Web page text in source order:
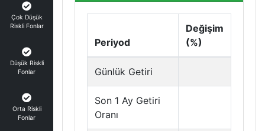
Çok Düşük
Riskli Fonlar
Düşük Riskli
Fonlar
Orta Riskli
Fonlar
Periyod
Değişim
(%)
Günlük Getiri
Son 1 Ay Getiri
Oranı